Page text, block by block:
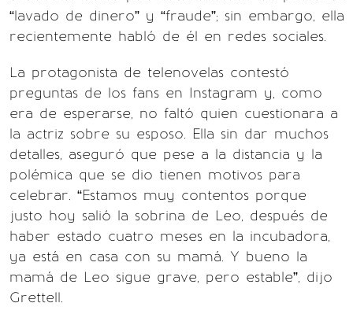
“lavado de dinero” y “fraude”; sin embargo, ella
recientemente habló de él en redes sociales.
La protagonista de telenovelas contestó
preguntas de los fans en Instagram y, como
era de esperarse, no faltó quien cuestionara a
la actriz sobre su esposo. Ella sin dar muchos
detalles, aseguró que pese a la distancia y la
polémica que se dio tienen motivos para
celebrar. “Estamos muy contentos porque
justo hoy salió la sobrina de Leo, después de
haber estado cuatro meses en la incubadora,
ya está en casa con su mamá. Y bueno la
mamá de Leo sigue grave, pero estable”, dijo
Grettell.